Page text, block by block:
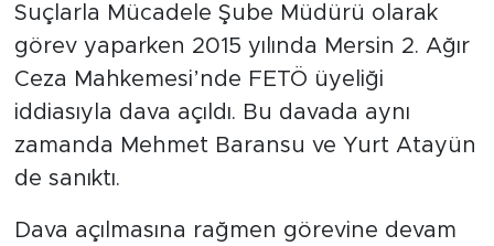
Suçlarla Mücadele Şube Müdürü olarak
görev yaparken 2015 yılında Mersin 2. Ağır
Ceza Mahkemesi’nde FETÖ üyeliği
iddiasıyla dava açıldı. Bu davada aynı
zamanda Mehmet Baransu ve Yurt Atayün
de sanıktı.
Dava açılmasına rağmen görevine devam
SİYASET
MEDYA KÖŞESİ